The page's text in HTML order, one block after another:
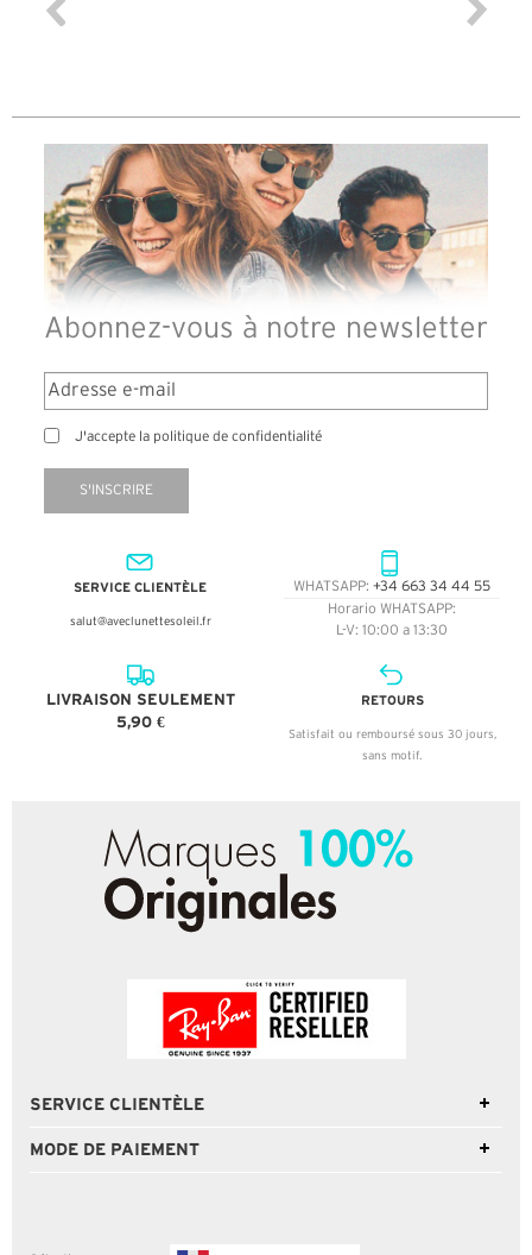
Abonnez-vous à notre newsletter
J'accepte la politique de confidentialité
S'INSCRIRE
SERVICE CLIENTÈLE
salut@aveclunettesoleil.fr
WHATSAPP: +34 663 34 44 55
Horario WHATSAPP:
L-V: 10:00 a 13:30
LIVRAISON SEULEMENT
5,90 €
RETOURS
Satisfait ou remboursé sous 30 jours,
sans motif.
SERVICE CLIENTÈLE
MODE DE PAIEMENT